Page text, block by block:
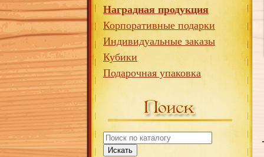
Наградная продукция
Корпоративные подарки
Индивидуальные заказы
Кубики
Подарочная упаковка
Искать